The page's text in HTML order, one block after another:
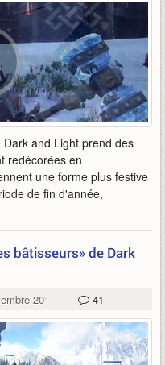
and Light prend des
redécorées en
une forme plus festive
de fin d'année,
bâtisseurs» de Dark
2017 41